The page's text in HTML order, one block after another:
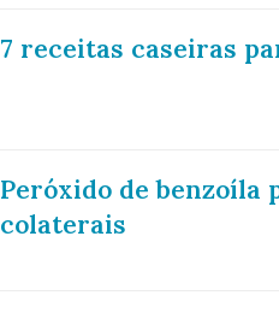
7 receitas caseiras
Peróxido de benzoíla
colaterais